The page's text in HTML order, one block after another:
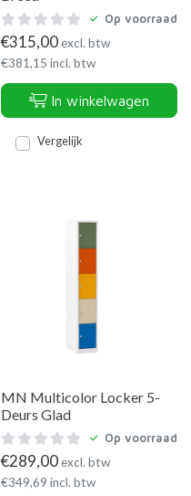
Op voorraad
€315,00excl. btw
€381,15 incl. btw
In winkelwagen
Vergelijk
MN Multicolor Locker 5-
Deurs Glad
Op voorraad
€289,00excl. btw
€349,69 incl. btw